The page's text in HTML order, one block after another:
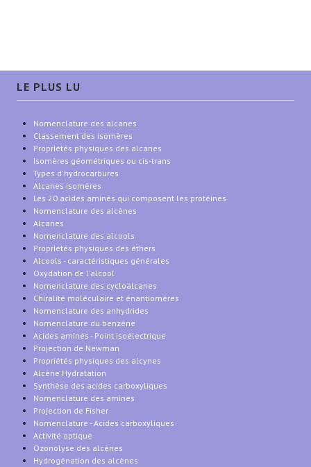
LE PLUS LU
Nomenclature des alcanes
Classement des isomères
Propriétés physiques des alcanes
Isomères géométriques ou cis-trans
Types d'hydrocarbures
Alcanes isomères
Les 20 acides aminés qui composent les protéines
Nomenclature des alcènes
Alcanes
Nomenclature des alcools
Propriétés physiques des éthers
Alcools - caractéristiques générales
Oxydation de l'alcool
Nomenclature des cycloalcanes
Chiralité moléculaire et énantiomères
Nomenclature des anhydrides
Nomenclature du benzène
Acides aminés - Point isoélectrique
Projection de Newman
Propriétés physiques des alcynes
Alcène Hydratation
Synthèse des acides carboxyliques
Nomenclature des amines
Projection de Fisher
Nomenclature - Acides carboxyliques
Activité optique
Ozonolyse des alcènes
Hydrogénation des alcènes